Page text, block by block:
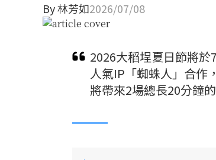
By林芳如2026/07/08
2026大稻埕夏日節將
人氣IP「蜘蛛人」合作
將帶來2場總長20分鐘